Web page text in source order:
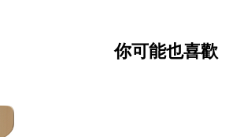
你可能也喜歡